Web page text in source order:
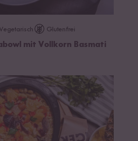
Glutenfrei
mit Vollkorn Basmati